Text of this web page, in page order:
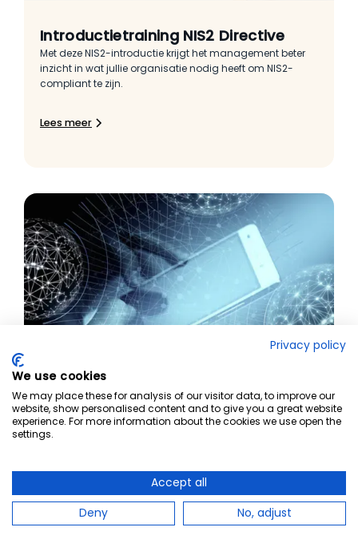
Introductietraining NIS2 Directive
Met deze NIS2-introductie krijgt het management beter
inzicht in wat jullie organisatie nodig heeft om NIS2-
compliant te zijn.
Lees meer
Security en privacy by Design (SpBD)
Tagore en Junglemap leert teams hoe ze hun producten
veilig kunnen houden bij elke stap in het
ontwikkelingsproces.
Privacy policy
We use cookies
We may place these for analysis of our visitor data, to improve our
website, show personalised content and to give you a great website
experience. For more information about the cookies we use open the
settings.
Accept all
Deny
No, adjust